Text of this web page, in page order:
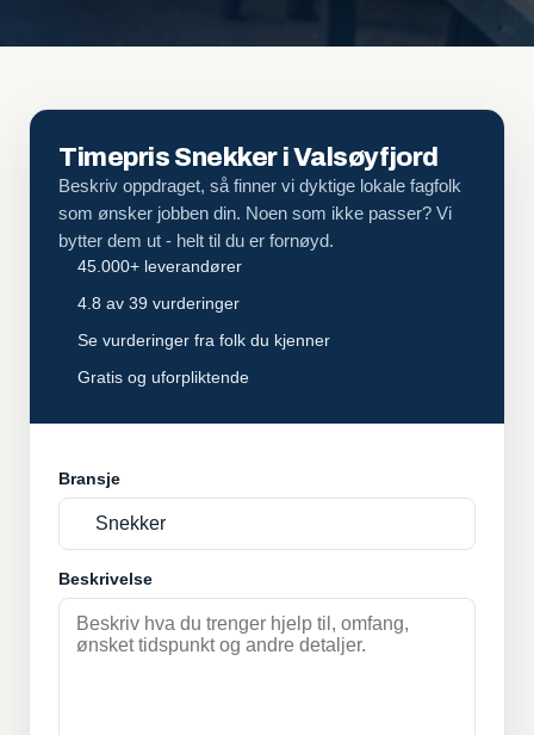
Timepris Snekker i Valsøyfjord
Beskriv oppdraget, så finner vi dyktige lokale fagfolk
som ønsker jobben din. Noen som ikke passer? Vi
bytter dem ut - helt til du er fornøyd.
45.000+ leverandører
4.8 av 39 vurderinger
Se vurderinger fra folk du kjenner
Gratis og uforpliktende
Bransje
Beskrivelse